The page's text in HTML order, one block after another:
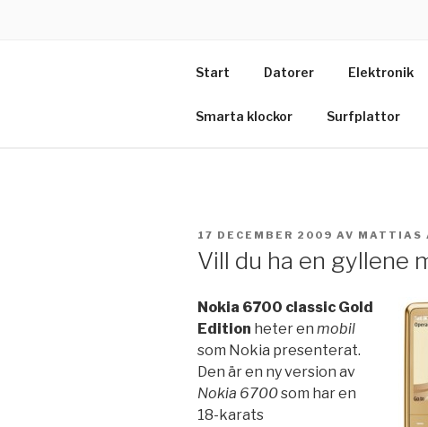
MINPRYL.SE
Start Datorer Elektronik
Smarta klockor Surfplattor
PUBLICERAT
17 DECEMBER 2009 AV MATTIAS
Vill du ha en gyllene
Nokia 6700 classic Gold
Edition heter en mobil
som Nokia presenterat.
Den är en ny version av
Nokia 6700som har en
18-karats